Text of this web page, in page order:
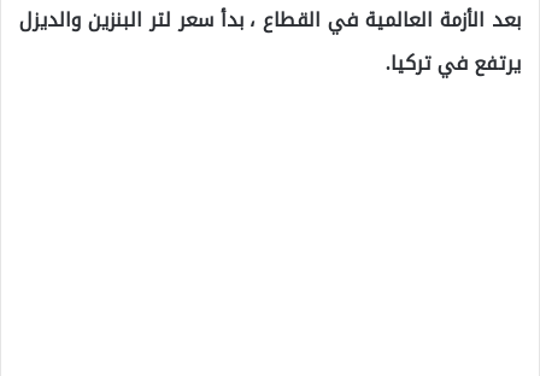
بعد الأزمة العالمية في القطاع ، بدأ سعر لتر البنزين والديزل
يرتفع في تركيا.